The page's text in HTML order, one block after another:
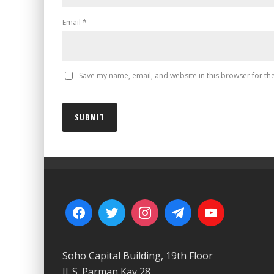
Email *
Save my name, email, and website in this browser for
Soho Capital Building, 19th Floor